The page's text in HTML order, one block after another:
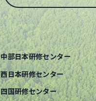
中部日本研修センター
西日本研修センター
四国研修センター